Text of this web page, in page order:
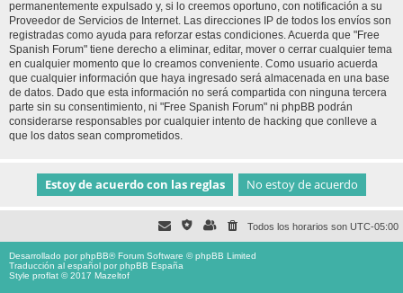
permanentemente expulsado y, si lo creemos oportuno, con notificación a su
Proveedor de Servicios de Internet. Las direcciones IP de todos los envíos son
registradas como ayuda para reforzar estas condiciones. Acuerda que "Free
Spanish Forum" tiene derecho a eliminar, editar, mover o cerrar cualquier tema
en cualquier momento que lo creamos conveniente. Como usuario acuerda
que cualquier información que haya ingresado será almacenada en una base
de datos. Dado que esta información no será compartida con ninguna tercera
parte sin su consentimiento, ni "Free Spanish Forum" ni phpBB podrán
considerarse responsables por cualquier intento de hacking que conlleve a
que los datos sean comprometidos.
Todos los horarios son UTC-05:00
Desarrollado porphpBB® Forum Software © phpBB Limited
Traducción al español porphpBB España
Style proflat © 2017 Mazeltof